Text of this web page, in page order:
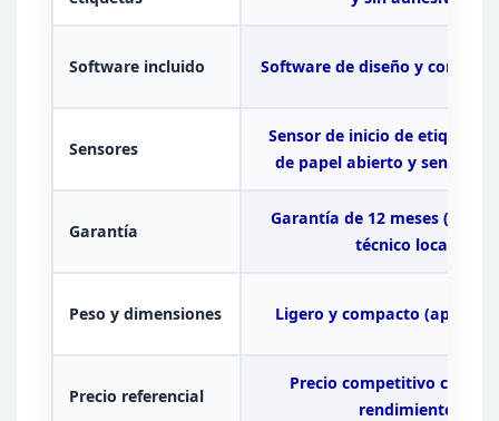
Software incluido Software de diseño y control
Sensores
Sensor de inicio de etiqueta,
de papel abierto y sensor
Garantía
Garantía de 12 meses (con
técnico local)
Peso y dimensiones Ligero y compacto (aprox.
Precio referencial
Precio competitivo con
rendimiento